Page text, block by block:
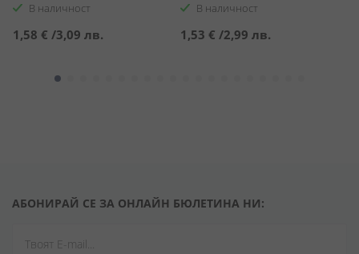
В наличност
1,58 € /3,09 лв.
В наличност
1,53 € /2,99 лв.
АБОНИРАЙ СЕ ЗА ОНЛАЙН БЮЛЕТИНА НИ: